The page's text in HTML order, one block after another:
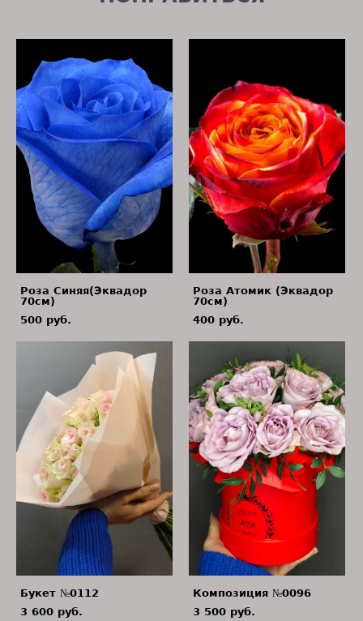
Роза Синяя(Эквадор
70см)
500 pуб.
Роза Атомик (Эквадор
70см)
400 pуб.
Букет №0112
3 600 pуб.
Композиция №0096
3 500 pуб.